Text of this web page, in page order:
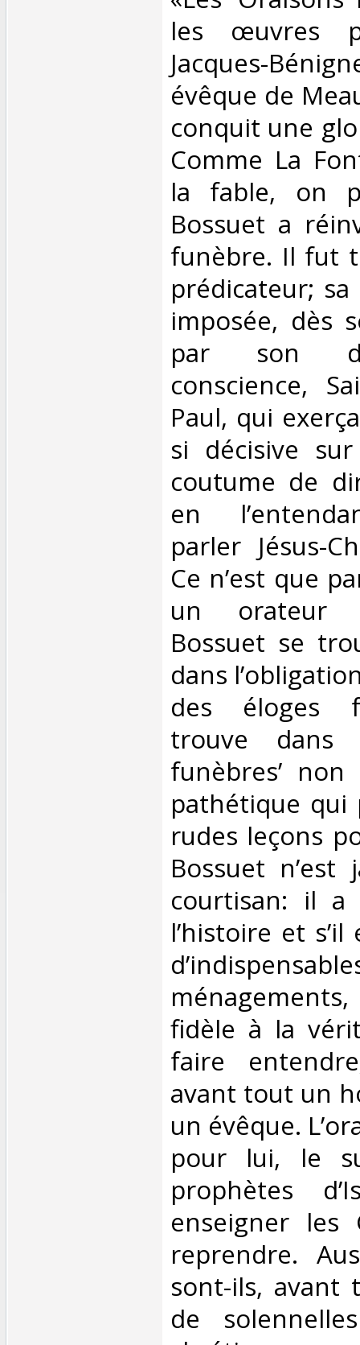
les œuvres
Jacques-
évêque de
conquit une
Comme La
la fable, on
Bossuet a
funèbre. Il fut
prédicateur;
imposée, dès
par son
conscience,
Paul, qui
si décisive
coutume de
en
parler Jésus-
Ce n’est que
un orateur
Bossuet se
dans
des éloges
trouve dans
funèbres’
pathétique qui
rudes leçons
Bossuet
courtisan: il
l’histoire et
fidèle à la
faire
avant tout un
un évêque.
pour lui, le
prophètes
enseigner les
reprendre.
sont-ils, avant
de